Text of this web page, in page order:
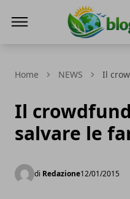
Home NEWS Il
Il
salvare le
di Redazione12/01/2015